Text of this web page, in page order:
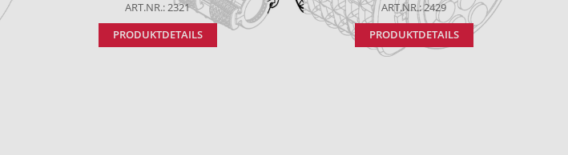
ART.NR.: 2321
PRODUKTDETAILS
ART.NR.: 2429
PRODUKTDETAILS